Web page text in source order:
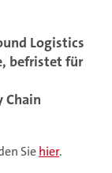
Logistics
befristet für
Siehier.